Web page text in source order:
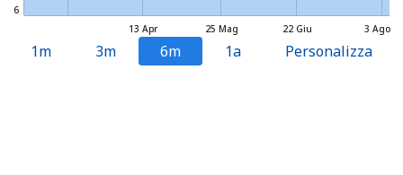
13 Apr 25 Mag 22 Giu 3 Ago
6
1m 3m 6m 1a Personalizza